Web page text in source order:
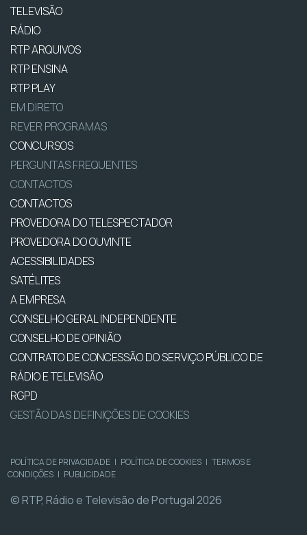
TELEVISÃO
RÁDIO
RTP ARQUIVOS
RTP ENSINA
RTP PLAY
EM DIRETO
REVER PROGRAMAS
CONCURSOS
PERGUNTAS FREQUENTES
CONTACTOS
CONTACTOS
PROVEDORA DO TELESPECTADOR
PROVEDORA DO OUVINTE
ACESSIBILIDADES
SATÉLITES
A EMPRESA
CONSELHO GERAL INDEPENDENTE
CONSELHO DE OPINIÃO
CONTRATO DE CONCESSÃO DO SERVIÇO PÚBLICO DE
RÁDIO E TELEVISÃO
RGPD
GESTÃO DAS DEFINIÇÕES DE COOKIES
POLÍTICA DE PRIVACIDADE | POLÍTICA DE COOKIES | TERMOS E
CONDIÇÕES | PUBLICIDADE
© RTP, Rádio e Televisão de Portugal 2026